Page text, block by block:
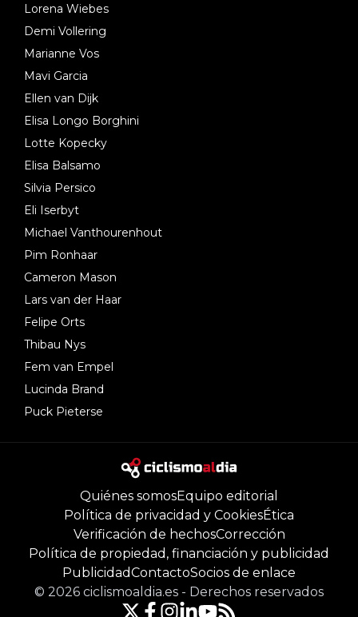
Lorena Wiebes
Demi Vollering
Marianne Vos
Mavi Garcia
Ellen van Dijk
Elisa Longo Borghini
Lotte Kopecky
Elisa Balsamo
Silvia Persico
Eli Iserbyt
Michael Vanthourenhout
Pim Ronhaar
Cameron Mason
Lars van der Haar
Felipe Orts
Thibau Nys
Fem van Empel
Lucinda Brand
Puck Pieterse
Quiénes somosEquipo editorial
Política de privacidad y CookiesÉtica
Verificación de hechosCorrección
Política de propiedad, financiación y publicidad
PublicidadContactoSocios de enlace
© 2026 ciclismoaldia.es - Derechos reservados